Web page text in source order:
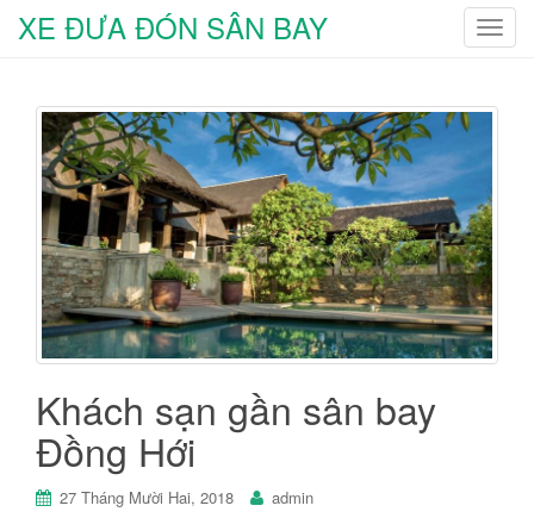
T
g
n
a
v
i
g
a
t
XE ĐƯA ĐÓN SÂN BAY
Khách sạn gần sân bay
Đồng Hới
27 Tháng Mười Hai, 2018 admin